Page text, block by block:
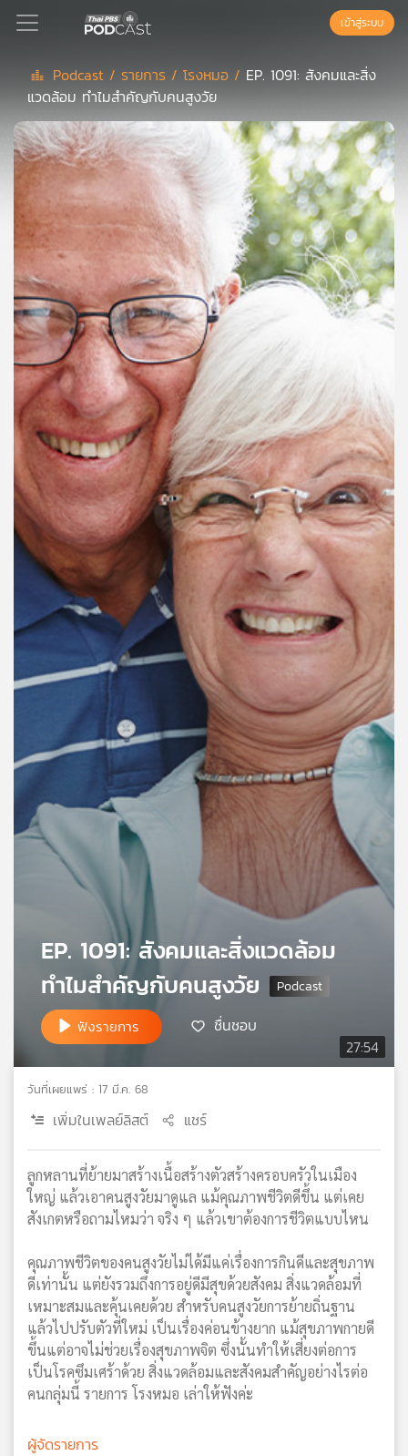
Podcast
เพล
สต์
แนะนำ
เพล
ย์
ลิ
สต์
ของ
คุณ
เพลง
บทความ
ข่าว
และ
เรา
เครือ
แผนที่
เครือ
ข่าย
เข้าสู่ระบบ
Podcast / รายการ /โรงหมอ / EP. 1091: สังคมและสิ่ง
แวดล้อม ทำไมสำคัญกับคนสูงวัย
27:54
EP. 1091: สังคมและสิ่งแวดล้อม
ทำไมสำคัญกับคนสูงวัย
ฟังรายการ ชื่นชอบ
วันที่เผยแพร่ : 17 มี.ค. 68
เพิ่มในเพลย์ลิสต์ แชร์
ลูกหลานที่ย้ายมาสร้างเนื้อสร้างตัวสร้างครอบครัวในเมือง
ใหญ่ แล้วเอาคนสูงวัยมาดูแล แม้คุณภาพชีวิตดีขึ้น แต่เคย
สังเกตหรือถามไหมว่า จริง ๆ แล้วเขาต้องการชีวิตแบบไหน
คุณภาพชีวิตของคนสูงวัยไม่ได้มีแค่เรื่องการกินดีและสุขภาพ
ดีเท่านั้น แต่ยังรวมถึงการอยู่ดีมีสุขด้วยสังคม สิ่งแวดล้อมที่
เหมาะสมและคุ้นเคยด้วย สำหรับคนสูงวัยการย้ายถิ่นฐาน
แล้วไปปรับตัวที่ใหม่ เป็นเรื่องค่อนข้างยาก แม้สุขภาพกายดี
ขึ้นแต่อาจไม่ช่วยเรื่องสุขภาพจิต ซึ่งนั้นทำให้เสี่ยงต่อการ
เป็นโรคซึมเศร้าด้วย สิ่งแวดล้อมและสังคมสำคัญอย่างไรต่อ
คนกลุ่มนี้ รายการ โรงหมอ เล่าให้ฟังค่ะ
ผู้จัดรายการ